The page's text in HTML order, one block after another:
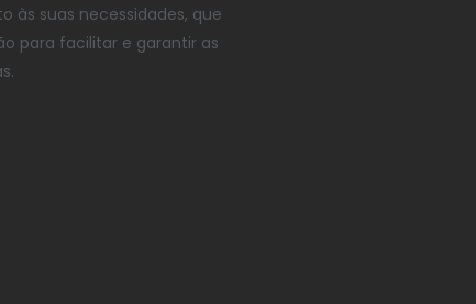
às suas necessidades, que
para facilitar e garantir as